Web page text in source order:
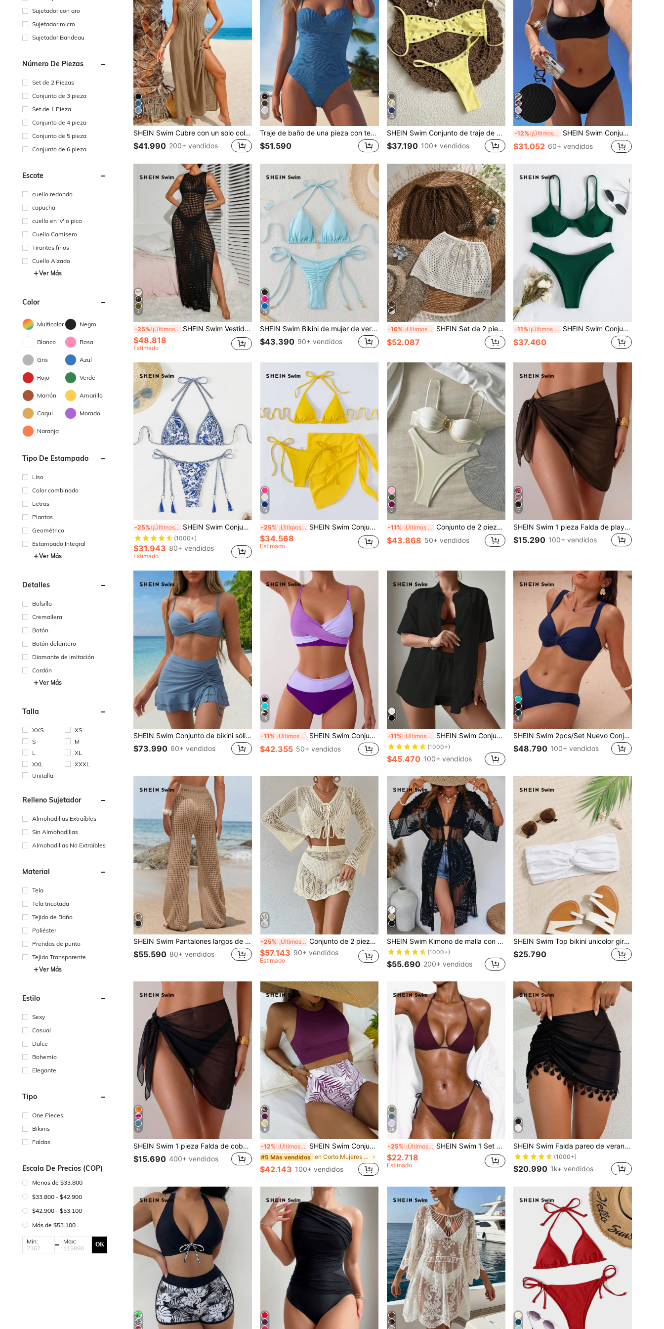
Sujetador con aro
Sujetador micro
Sujetador Bandeau
Número De Piezas
Set de 2 Piezas
Conjunto de 3 pieza
Set de 1 Pieza
Conjunto de 4 pieza
Conjunto de 5 pieza
Conjunto de 6 pieza
Escote
cuello redondo
capucha
cuello en 'v' o pico
Cuello Camisero
Tirantes finos
Cuello Alzado
Ver Más
Color
Multicolor Negro
Blanco Rosa
Gris Azul
Rojo Verde
Marrón Amarillo
Caqui Morado
Naranja
Tipo De Estampado
Liso
Color combinado
Letras
Plantas
Geométrico
Estampado Integral
Ver Más
Detalles
Bolsillo
Cremallera
Botón
Botón delantero
Diamante de imitación
Cordón
Ver Más
Talla
XXS
XS
S
M
L
XL
XXL
XXXL
Unitalla
Relleno Sujetador
Almohadillas Extraíbles
Sin Almohadillas
Almohadillas No Extraíbles
Material
Tela
Tela tricotada
Tejido de Baño
Poliéster
Prendas de punto
Tejido Transparente
Ver Más
Estilo
Sexy
Casual
Dulce
Bohemio
Elegante
Tipo
One Pieces
Bikinis
Faldas
Escala De Precios (COP)
Menos de $33.800
$33.800 - $42.900
$42.900 - $53.100
Más de $53.100
Min: Max: OK
17
SHEIN Swim Cubre con un solo color sin mangas para mujer, minimalista y de moda, adecuado para el verano
$41.990 200+ vendidos
11
Traje de baño de una pieza con textura de unicolor, espalda descubierta y tirantes, conjunto casual de vacaciones para mujer
$51.590
35
SHEIN Swim Conjunto de traje de baño casual y sexy de unicolor para vacaciones en la playa para mujeres 2025
$37.190 100+ vendidos
26
-12% ¡Últimos 2 días SHEIN Swim Conjunto de bikini sencillo de un solo color para el estilo de vacaciones de verano de las mujeres
$31.052 60+ vendidos
4
-25% ¡Últimos 2 días SHEIN Swim Vestido De Cubierta Hueco Para Mujer
$48.818
Estimado
26
SHEIN Swim Bikini de mujer de verano de unicolor con escote halter y lazos, traje de baño sexy
$43.390 90+ vendidos
-16% ¡Últimos 2 días SHEIN Set de 2 piezas Cubrecuerpo y falda de mujer tejidos y calados (Marrón, Albaricoque)
$52.087
-11% ¡Últimos 2 días SHEIN Swim Conjunto De Bikini Con Aros De Canalé De Playa De Verano
$37.460
-25% ¡Últimos 2 días SHEIN Swim Conjunto de bikini de dos piezas con estampado de paisley, playa de verano
(1000+)
$31.943 80+ vendidos
Estimado
13
-25% ¡Últimos 2 días SHEIN Swim Conjunto de bikini unicolor Sujetador triangular y bottom de tanga y falda de playa Traje de baño de 3 piezas
$34.568
Estimado
6
-11% ¡Últimos 2 días Conjunto de 2 piezas de traje de baño para mujer con top de tirantes finos con aro y Bottom, de un solo color para el verano
$43.868 50+ vendidos
17
SHEIN Swim 1 pieza Falda de playa de verano de color café, elegante y de moda para vacaciones
$15.290 100+ vendidos
SHEIN Swim Conjunto de bikini sólido sexy de 3 piezas para mujer con sujetador cruzado y aro, que incluye falda y camisa de cubierta para el verano
$73.990 60+ vendidos
15
-11% ¡Últimos 2 días SHEIN Swim Conjunto de bikini con tirantes de espagueti para mujer con bloque de color para la playa en verano
$42.355 50+ vendidos
-11% ¡Últimos 2 días SHEIN Swim Conjunto de 2 piezas de cubierta de playa con camisa de manga corta y pantalones cortos de unicolor para vacaciones en la playa
(1000+)
$45.470 100+ vendidos
5
SHEIN Swim 2pcs/Set Nuevo Conjunto de Bikini Tanga de Corte Alto con Tirantes Gruesos de unicolor Traje de Baño para Mujer Vacaciones de Playa Verano
$48.790 100+ vendidos
SHEIN Swim Pantalones largos de mujer para vacaciones, casuales de playa, con diseño hueco y lazo en la cintura, tipo cover-up
$55.590 80+ vendidos
-25% ¡Últimos 2 días Conjunto de 2 piezas de top de manga larga con nudo delantero transparente y falda pareo de verano
$57.143 90+ vendidos
Estimado
SHEIN Swim Kimono de malla con bordado con cinturón sin bikini
(1000+)
$55.690 200+ vendidos
SHEIN Swim Top bikini unicolor girante
$25.790
17
SHEIN Swim 1 pieza Falda de cobertura de bikini de malla transparente negra de moda de verano casual para vacaciones en la playa, falda envolvente tipo sarong para traje de baño
$15.690 400+ vendidos
9
-12% ¡Últimos 2 días SHEIN Swim Conjunto de traje de baño de top tipo halter y Bottom triangular de unicolor para mujer, adecuado para vacaciones de verano
#5 Más vendidos en Corto Mujeres Tankinis
$42.143 100+ vendidos
28
-25% ¡Últimos 2 días SHEIN Swim 1 Set Traje de baño de mujer tipo bikini de un solo color con detalles de encaje y cordones, ropa de playa
$22.718
Estimado
SHEIN Swim Falda pareo de verano para mujer con parches de unicolor, dobladillo con flecos y fruncido
(1000+)
$20.990 1k+ vendidos